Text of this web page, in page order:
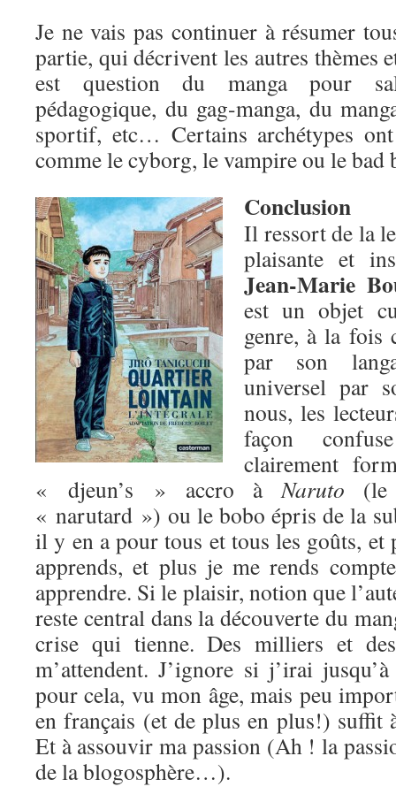
Je ne vais pas continuer à résumer
partie, qui décrivent les autres thèmes
est question du manga pour
pédagogique, du gag-manga, du
sportif, etc… Certains archétypes
comme le cyborg, le vampire ou le bad
Conclusion
Il ressort de la
plaisante et
Jean-Marie
est un objet
genre, à la fois
par son
universel par
nous, les
façon
clairement
« djeun’s » accro àNaruto (le
« narutard ») ou le bobo épris de la
il y en a pour tous et tous les goûts, et
apprends, et plus je me rends
apprendre. Si le plaisir, notion que
reste central dans la découverte du
crise qui tienne. Des milliers et
m’attendent. J’ignore si j’irai
pour cela, vu mon âge, mais peu
en français (et de plus en plus!) suffit
Et à assouvir ma passion (Ah ! la
de la blogosphère…).